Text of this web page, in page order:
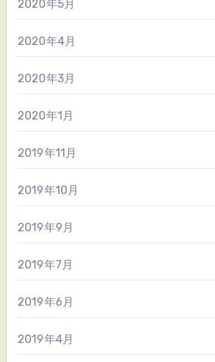
2020年5月
2020年4月
2020年3月
2020年1月
2019年11月
2019年10月
2019年9月
2019年7月
2019年6月
2019年4月